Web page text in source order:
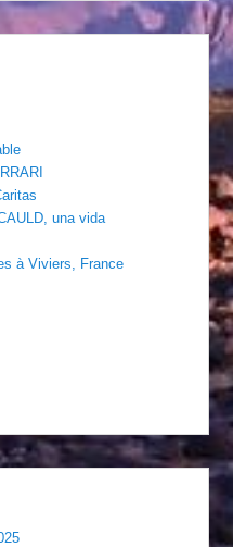
una vida
à Viviers, France